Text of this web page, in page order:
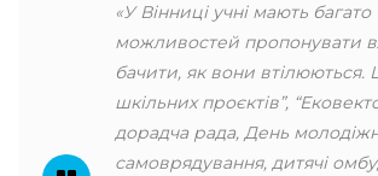
«У Вінниці учні мають багато
можливостей пропонувати
бачити, як вони
шкільних проєктів”,
дорадча рада, День
самоврядування, дитячі